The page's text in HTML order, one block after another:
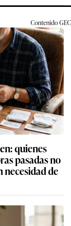
ContenidoGEC
quienes
pasadas no
necesidad de